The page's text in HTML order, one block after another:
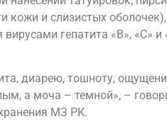
кожи и слизистых
гепатита «B», «C» и
диарею, тошноту,
а моча – темной», –
МЗ РК.